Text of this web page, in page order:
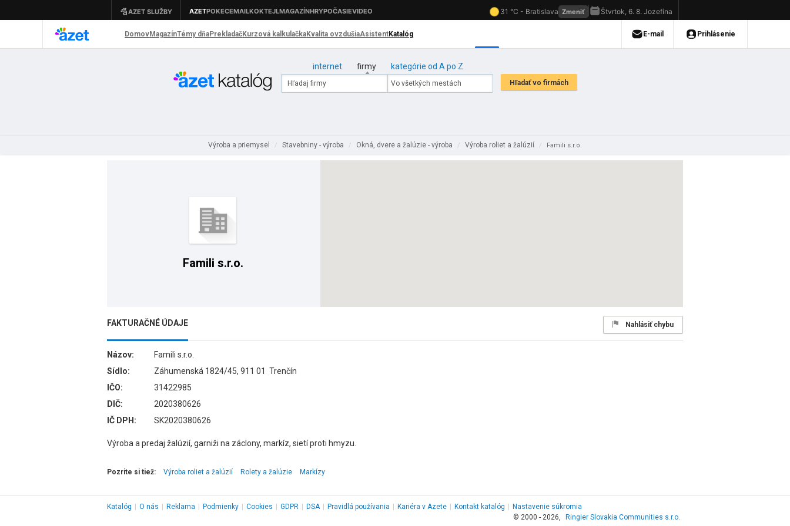
internet firmy kategórie od A po Z
Výroba a priemysel / Stavebniny - výroba / Okná, dvere a žalúzie - výroba / Výroba roliet a žalúzií / Famili s.r.o.
Famili s.r.o.
FAKTURAČNÉ ÚDAJE Nahlásiť chybu
Názov:
Famili s.r.o.
Sídlo:
Záhumenská 1824/45, 911 01 Trenčín
IČO:
31422985
DIČ:
2020380626
IČ DPH:
SK2020380626
Výroba a predaj žalúzií, garniži na záclony, markíz, sietí proti hmyzu.
Pozrite si tiež: Výroba roliet a žalúzií Rolety a žalúzie Markízy
Katalóg O nás Reklama Podmienky Cookies GDPR DSA Pravidlá používania Kariéra v Azete Kontakt katalóg
Nastavenie súkromia
© 2000 - 2026,
Ringier Slovakia Communities s.r.o.